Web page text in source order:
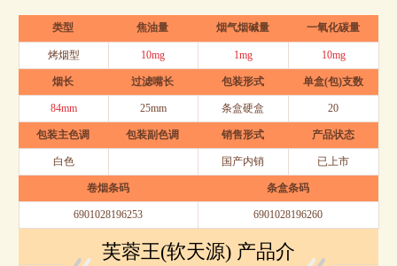
类型 焦油量 烟气烟碱量 一氧化碳量
烤烟型 10mg 1mg 10mg
烟长 过滤嘴长 包装形式 单盒(包)支数
84mm 25mm 条盒硬盒 20
包装主色调 包装副色调 销售形式 产品状态
白色 国产内销 已上市
卷烟条码 条盒条码
6901028196253 6901028196260
芙蓉王(软天源) 产品介